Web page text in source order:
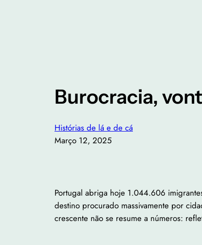
Burocracia,
Histórias de lá e de cá
Março 12, 2025
Portugal abriga hoje 1.044.606
destino procurado massivamente por
crescente não se resume a números: